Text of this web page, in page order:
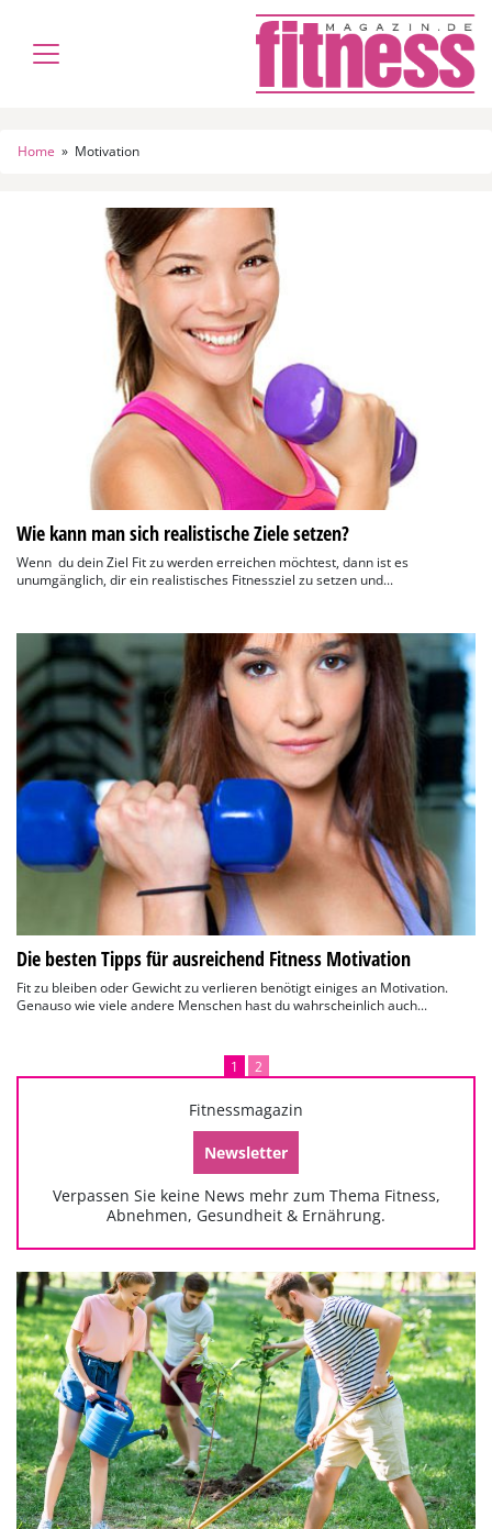
Home » Motivation
Wie kann man sich realistische Ziele setzen?
Wenn du dein Ziel Fit zu werden erreichen möchtest, dann ist es
unumgänglich, dir ein realistisches Fitnessziel zu setzen und...
Die besten Tipps für ausreichend Fitness Motivation
Fit zu bleiben oder Gewicht zu verlieren benötigt einiges an Motivation.
Genauso wie viele andere Menschen hast du wahrscheinlich auch...
1 2
Fitnessmagazin
Newsletter
Verpassen Sie keine News mehr zum Thema Fitness,
Abnehmen, Gesundheit & Ernährung.